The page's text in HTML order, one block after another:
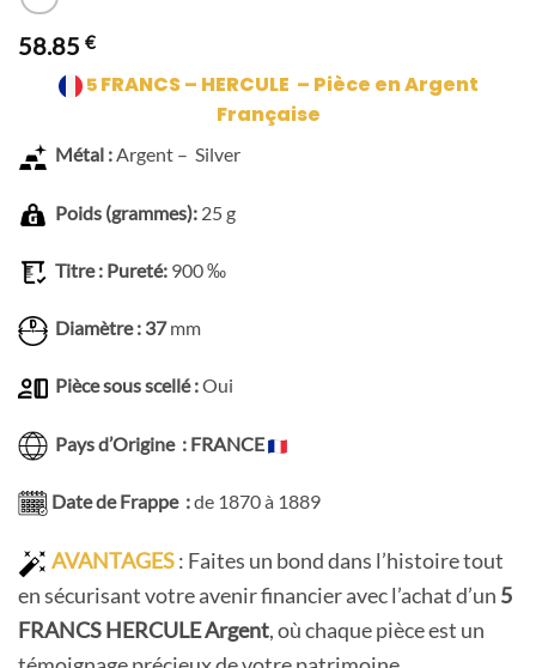
58.85 €
5FRANCS – HERCULE – Pièce en Argent
Française
Métal :Argent – Silver
Poids (grammes): 25 g
Titre : Pureté: 900 ‰
Diamètre : 37mm
Pièce sous scellé :Oui
Pays d’Origine : FRANCE
Date de Frappe :de 1870 à 1889
AVANTAGES: Faites un bond dans l’histoire tout
en sécurisant votre avenir financier avec l’achat d’un 5
FRANCS HERCULE Argent, où chaque pièce est un